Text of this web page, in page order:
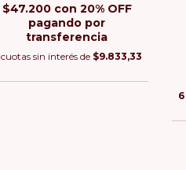
$47.200 con 20% OFF
pagando por
transferencia
cuotas sin interés de $9.833,33
6